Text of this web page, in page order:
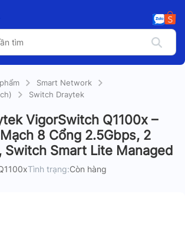
Smart Network
Switch Draytek
VigorSwitch Q1100x –
8 Cổng 2.5Gbps, 2
Switch Smart Lite Managed
Tình trạng:Còn hàng